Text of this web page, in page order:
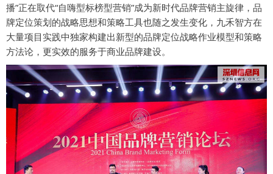
播”正在取代“自嗨型标榜型营销”成为新时代品牌营销主旋律，品
牌定位策划的战略思想和策略工具也随之发生变化，九禾智方在
大量项目实践中独家构建出新型的品牌定位战略作业模型和策略
方法论，更实效的服务于商业品牌建设。